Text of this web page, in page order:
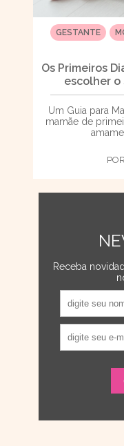
GESTANTE
Os Primeiros
escolher o
Um Guia para
mamãe de
Receba